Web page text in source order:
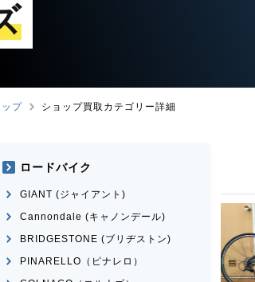
ップ ショップ買取カテゴリー詳細
ロードバイク
GIANT (ジャイアント)
Cannondale (キャノンデール)
BRIDGESTONE (ブリヂストン)
PINARELLO（ピナレロ）